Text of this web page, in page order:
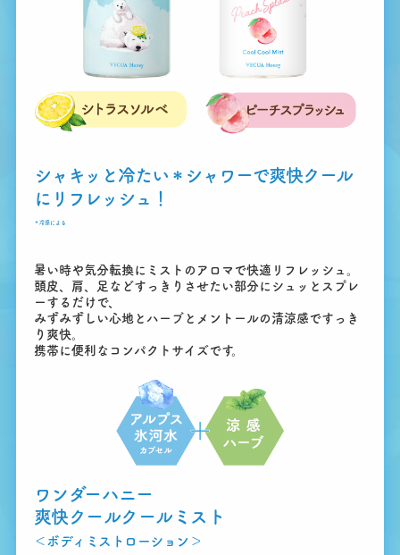
シャキッと冷たい ＊ シャワーで爽快クール
にリフレッシュ！
＊冷感による
暑い時や気分転換にミストのアロマで快適リフレッシュ。
頭皮、肩、足などすっきりさせたい部分にシュッとスプレ
ーするだけで、
みずみずしい心地とハーブとメントールの清涼感ですっき
り爽快。
携帯に便利なコンパクトサイズです。
ワンダーハニー
爽快クールクールミスト
＜ボディミストローション＞